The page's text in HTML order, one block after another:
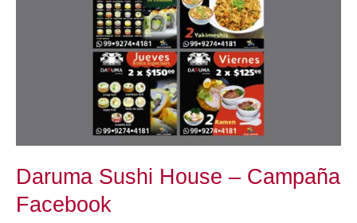
Daruma Sushi House – Campaña
Facebook